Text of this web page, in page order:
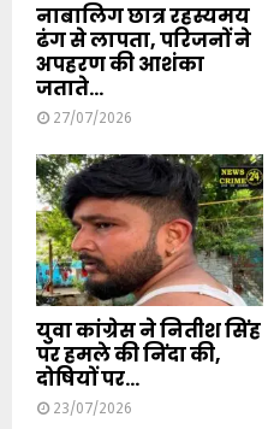
नाबालिग छात्र रहस्यमय
ढंग से लापता, परिजनों ने
अपहरण की आशंका
जताते...
27/07/2026
युवा कांग्रेस ने नितीश सिंह
पर हमले की निंदा की,
दोषियों पर...
23/07/2026